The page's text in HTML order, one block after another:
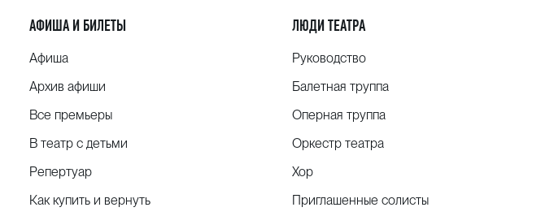
АФИША И БИЛЕТЫ
Афиша
Архив афиши
Все премьеры
В театр с детьми
Репертуар
Как купить и вернуть
ЛЮДИ ТЕАТРА
Руководство
Балетная труппа
Оперная труппа
Оркестр театра
Хор
Приглашенные солисты